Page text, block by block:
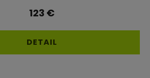
produktu
4,5
z
123 €
DETAIL